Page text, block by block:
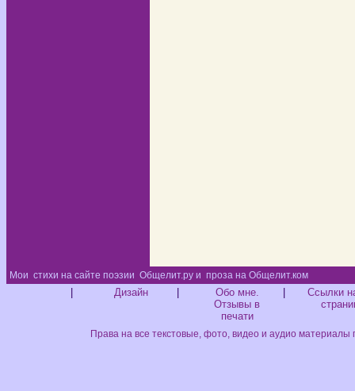
Мои стихи на сайте поэзии Общелит.ру и проза на Общелит.ком
Дизайн
Обо мне.
Отзывы в
печати
Ссылки
Права на все текстовые, фото, видео и аудио